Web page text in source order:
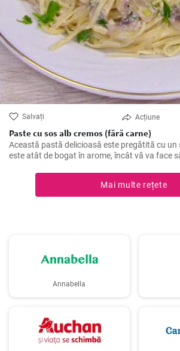
Salvați Acțiune
Paste cu sos alb cremos (fără carne)
Această pastă delicioasă este pregătită cu un
este atât de bogat în arome, încât vă va face
Mai multe rețete
Annabella